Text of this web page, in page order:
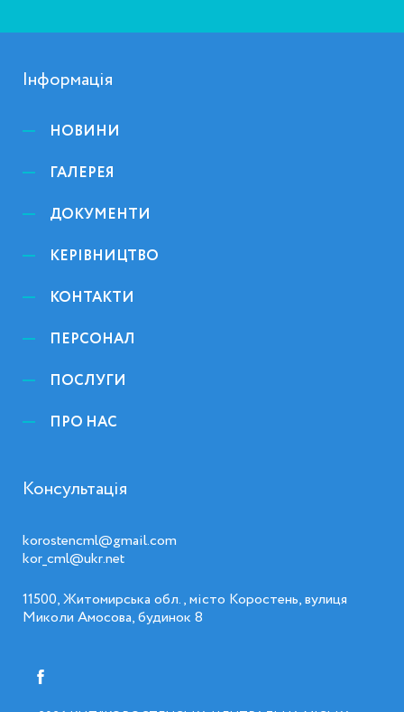
Інформація
НОВИНИ
ГАЛЕРЕЯ
ДОКУМЕНТИ
КЕРІВНИЦТВО
КОНТАКТИ
ПЕРСОНАЛ
ПОСЛУГИ
ПРО НАС
Консультація
korostencml@gmail.com
kor_cml@ukr.net
11500, Житомирська обл., місто Коростень, вулиця
Миколи Амосова, будинок 8